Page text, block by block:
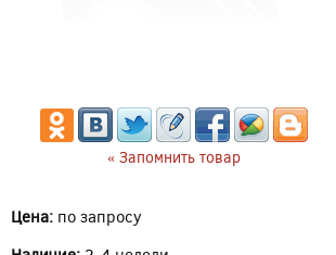
« Запомнить товар
Цена: по запросу